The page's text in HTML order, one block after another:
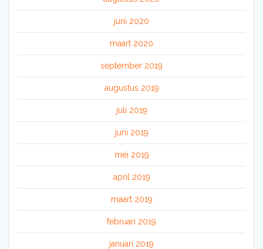
juni 2020
maart 2020
september 2019
augustus 2019
juli 2019
juni 2019
mei 2019
april 2019
maart 2019
februari 2019
januari 2019